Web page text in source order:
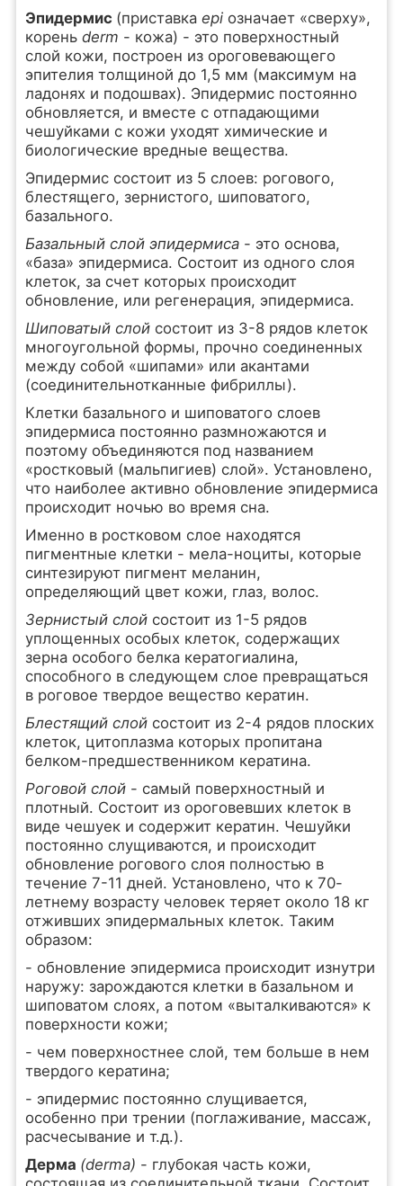
Эпидермис (приставка epi означает «сверху»,
корень derm - кожа) - это поверхностный
слой кожи, построен из ороговевающего
эпителия толщиной до 1,5 мм (максимум на
ладонях и подошвах). Эпидермис постоянно
обновляется, и вместе с отпадающими
чешуйками с кожи уходят химические и
биологические вредные вещества.
Эпидермис состоит из 5 слоев: рогового,
блестящего, зернистого, шиповатого,
базального.
Базальный слой эпидермиса - это основа,
«база» эпидермиса. Состоит из одного слоя
клеток, за счет которых происходит
обновление, или регенерация, эпидермиса.
Шиповатый слой состоит из 3-8 рядов клеток
многоугольной формы, прочно соединенных
между собой «шипами» или акантами
(соединительнотканные фибриллы).
Клетки базального и шиповатого слоев
эпидермиса постоянно размножаются и
поэтому объединяются под названием
«ростковый (мальпигиев) слой». Установлено,
что наиболее активно обновление эпидермиса
происходит ночью во время сна.
Именно в ростковом слое находятся
пигментные клетки - мела-ноциты, которые
синтезируют пигмент меланин,
определяющий цвет кожи, глаз, волос.
Зернистый слой состоит из 1-5 рядов
уплощенных особых клеток, содержащих
зерна особого белка кератогиалина,
способного в следующем слое превращаться
в роговое твердое вещество кератин.
Блестящий слой состоит из 2-4 рядов плоских
клеток, цитоплазма которых пропитана
белком-предшественником кератина.
Роговой слой - самый поверхностный и
плотный. Состоит из ороговевших клеток в
виде чешуек и содержит кератин. Чешуйки
постоянно слущиваются, и происходит
обновление рогового слоя полностью в
течение 7-11 дней. Установлено, что к 70-
летнему возрасту человек теряет около 18 кг
отживших эпидермальных клеток. Таким
образом:
- обновление эпидермиса происходит изнутри
наружу: зарождаются клетки в базальном и
шиповатом слоях, а потом «выталкиваются» к
поверхности кожи;
- чем поверхностнее слой, тем больше в нем
твердого кератина;
- эпидермис постоянно слущивается,
особенно при трении (поглаживание, массаж,
расчесывание и т.д.).
Дерма (derma) - глубокая часть кожи,